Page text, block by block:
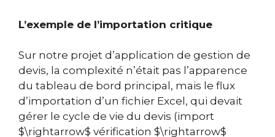
L’exemple de l’importation critique
Sur notre projet d’application de gestion de
devis, la complexité n’était pas l’apparence
du tableau de bord principal, mais le flux
d’importation d’un fichier Excel, qui devait
gérer le cycle de vie du devis (import
$\rightarrow$ vérification $\rightarrow$